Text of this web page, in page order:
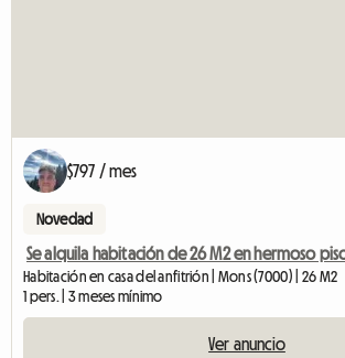
$797 / mes
Novedad
Habitación en casa del anfitrión | Mons (7000) | 26 M2
1 pers. | 3 meses mínimo
Ver anuncio